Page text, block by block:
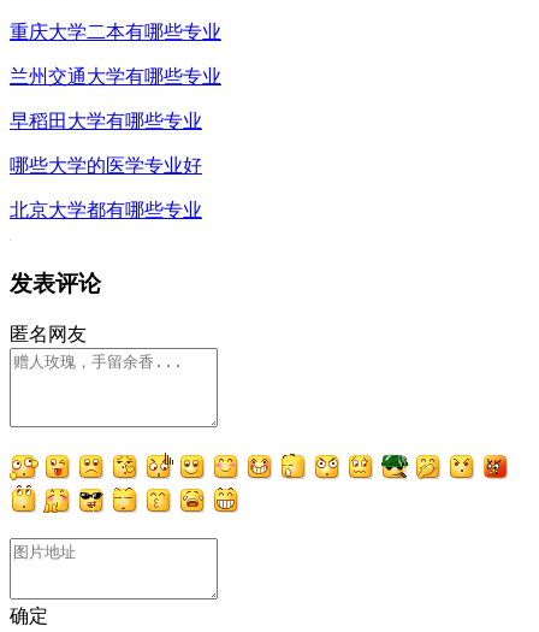
重庆大学二本有哪些专业
兰州交通大学有哪些专业
早稻田大学有哪些专业
哪些大学的医学专业好
北京大学都有哪些专业
发表评论
匿名网友
确定